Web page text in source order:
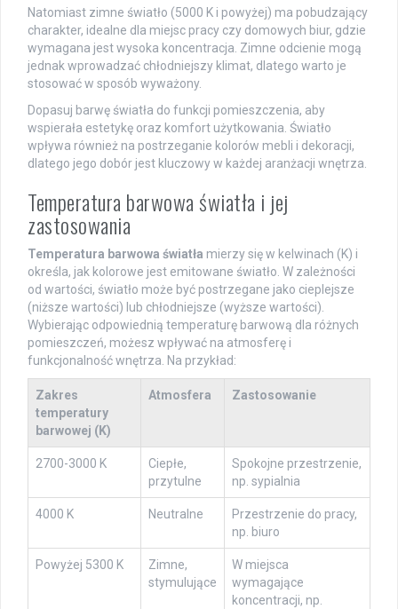
Natomiast zimne światło (5000 K i powyżej) ma pobudzający
charakter, idealne dla miejsc pracy czy domowych biur, gdzie
wymagana jest wysoka koncentracja. Zimne odcienie mogą
jednak wprowadzać chłodniejszy klimat, dlatego warto je
stosować w sposób wyważony.
Dopasuj barwę światła do funkcji pomieszczenia, aby
wspierała estetykę oraz komfort użytkowania. Światło
wpływa również na postrzeganie kolorów mebli i dekoracji,
dlatego jego dobór jest kluczowy w każdej aranżacji wnętrza.
Temperatura barwowa światła i jej
zastosowania
Temperatura barwowa światła mierzy się w kelwinach (K) i
określa, jak kolorowe jest emitowane światło. W zależności
od wartości, światło może być postrzegane jako cieplejsze
(niższe wartości) lub chłodniejsze (wyższe wartości).
Wybierając odpowiednią temperaturę barwową dla różnych
pomieszczeń, możesz wpływać na atmosferę i
funkcjonalność wnętrza. Na przykład:
Zakres
temperatury
barwowej (K)
Atmosfera Zastosowanie
2700-3000 K
Ciepłe,
przytulne
Spokojne przestrzenie,
np. sypialnia
4000 K Neutralne
Przestrzenie do pracy,
np. biuro
Powyżej 5300 K
Zimne,
stymulujące
W miejsca
wymagające
koncentracji, np.